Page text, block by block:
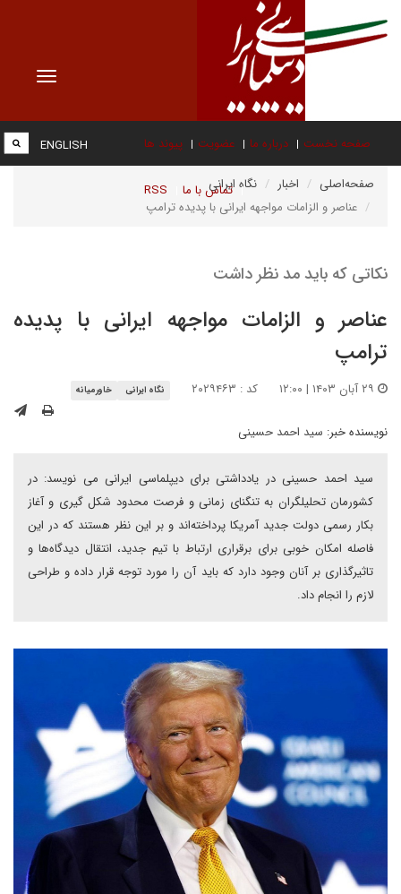
Toggle
صفحه نخست درباره ما عضویت پیوند ها
تماس با ما RSS
ENGLISH
صفحه‌اصلی اخبار
نگاه ایرانی
عناصر و الزامات مواجهه ایرانی با پدیده ترامپ
نکاتی که باید مد نظر داشت
عناصر و الزامات مواجهه ایرانی با پدیده
ترامپ
کد : ۲۰۲۹۴۶۳ نگاه ایرانی خاورمیانه
نویسنده خبر: سید احمد حسینی
سید احمد حسینی در یادداشتی برای دیپلماسی ایرانی می نویسد: در
کشورمان تحلیلگران به تنگنای زمانی و فرصت محدود شکل گیری و آغاز
بکار رسمی دولت جدید آمریکا پرداخته‌اند و بر این نظر هستند که در این
فاصله امکان خوبی برای برقراری ارتباط با تیم جدید، انتقال دیدگاه‌ها و
تاثیرگذاری بر آنان وجود دارد که باید آن را مورد توجه قرار داده و طراحی
لازم را انجام داد.